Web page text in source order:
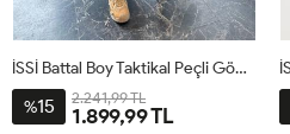
İSSİ Battal Boy Taktikal Peçli Gömlek Lacivert
%15 2.241,99 TL
1.899,99 TL